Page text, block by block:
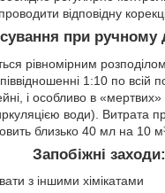
відповідну
при ручному
рівномірним
1:10 по всій
і особливо в «мертвих»
води). Витрата
близько 40 мл на 10
Запобіжні заходи:
з іншими хімікатами